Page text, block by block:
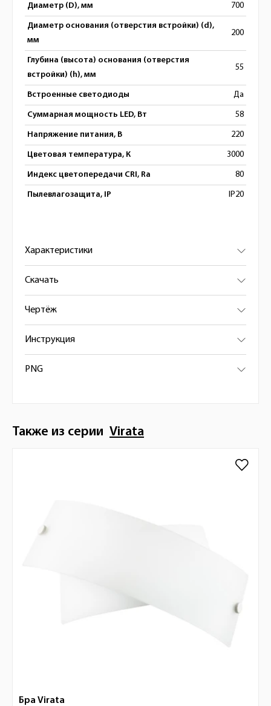
Диаметр (D), мм 700
Диаметр основания (отверстия встройки) (d),
мм
200
Глубина (высота) основания (отверстия
встройки) (h), мм
55
Встроенные светодиоды Да
Суммарная мощность LED, Вт 58
Напряжение питания, В 220
Цветовая температура, К 3000
Индекс цветопередачи CRI, Ra 80
Пылевлагозащита, IP IP20
Характеристики
Скачать
Чертёж
Инструкция
PNG
Также из серии Virata
Бра Virata